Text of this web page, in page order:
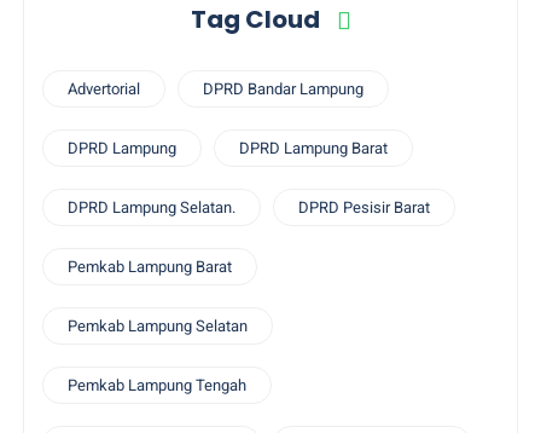
Tag Cloud
Advertorial DPRD Bandar Lampung
DPRD Lampung DPRD Lampung Barat
DPRD Lampung Selatan. DPRD Pesisir Barat
Pemkab Lampung Barat
Pemkab Lampung Selatan
Pemkab Lampung Tengah